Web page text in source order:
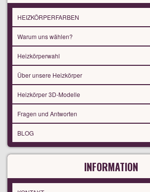
HEIZKÖRPERFARBEN
Warum uns wählen?
Heizkörperwahl
Über unsere Heizkörper
Heizkörper 3D-Modelle
Fragen und Antworten
BLOG
INFORMATION